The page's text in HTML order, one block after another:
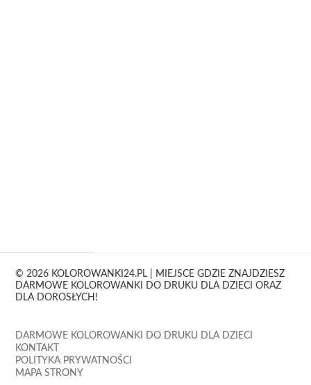
© 2026 KOLOROWANKI24.PL | MIEJSCE GDZIE ZNAJDZIESZ
DARMOWE KOLOROWANKI DO DRUKU DLA DZIECI ORAZ
DLA DOROSŁYCH!
DARMOWE KOLOROWANKI DO DRUKU DLA DZIECI
KONTAKT
POLITYKA PRYWATNOŚCI
MAPA STRONY